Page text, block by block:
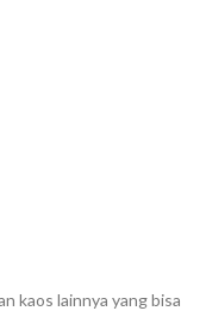
kaos lainnya yang bisa